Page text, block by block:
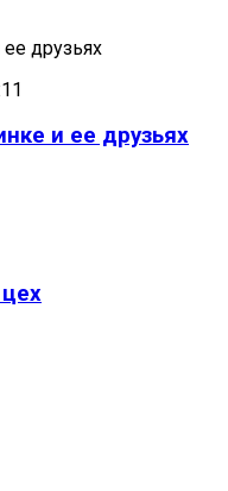
друзьях
и ее друзьях